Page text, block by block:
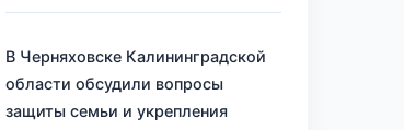
В Черняховске Калининградской
области обсудили вопросы
защиты семьи и укрепления